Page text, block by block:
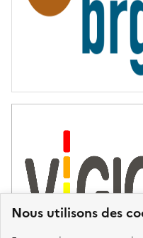
Nous utilisons des